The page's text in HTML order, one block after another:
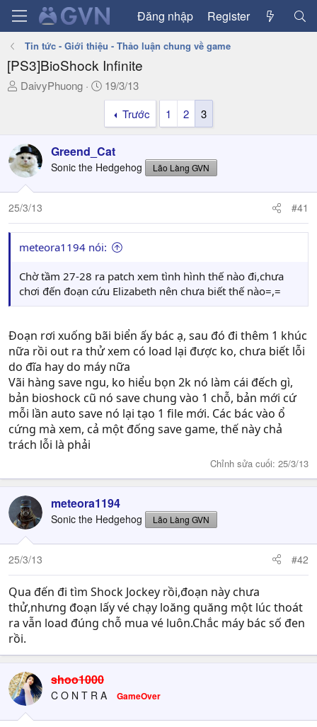
Đăng nhập Register
Tin tức - Giới thiệu - Thảo luận chung về game
[PS3]BioShock Infinite
T
a
d
s
t
a
t
e
DaivyPhuong
N
g
y
ử
i
19/3/13
Trước
1 2 3
Greend_Cat
Sonic the Hedgehog Lão Làng GVN
25/3/13 #41
meteora1194 nói:
Chờ tầm 27-28 ra patch xem tình hình thế nào đi,chưa
chơi đến đoạn cứu Elizabeth nên chưa biết thế nào=,=
Đoạn rơi xuống bãi biển ấy bác ạ, sau đó đi thêm 1 khúc
nữa rồi out ra thử xem có load lại được ko, chưa biết lỗi
do đĩa hay do máy nữa
Vãi hàng save ngu, ko hiểu bọn 2k nó làm cái đếch gì,
bản bioshock cũ nó save chung vào 1 chỗ, bản mới cứ
mỗi lần auto save nó lại tạo 1 file mới. Các bác vào ổ
cứng mà xem, cả một đống save game, thế này chả
trách lỗi là phải
Chỉnh sửa cuối: 25/3/13
meteora1194
Sonic the Hedgehog Lão Làng GVN
25/3/13 #42
Qua đến đi tìm Shock Jockey rồi,đoạn này chưa
thử,nhưng đoạn lấy vé chạy loăng quăng một lúc thoát
ra vẫn load đúng chỗ mua vé luôn.Chắc máy bác số đen
rồi.
shoo1000
C O N T R A GameOver